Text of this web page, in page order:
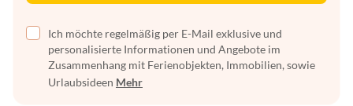
Ich möchte regelmäßig per E-Mail exklusive und
personalisierte Informationen und Angebote im
Zusammenhang mit Ferienobjekten, Immobilien, sowie
Urlaubsideen Mehr